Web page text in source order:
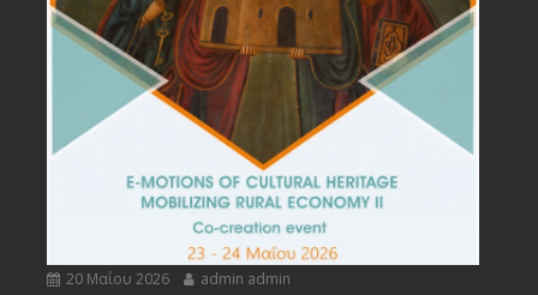
20 Μαΐου 2026 admin admin